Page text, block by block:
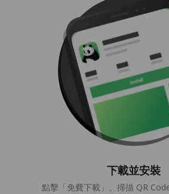
下載並安裝
點擊「免費下載」、掃描 QR